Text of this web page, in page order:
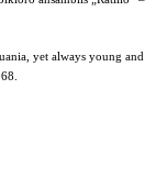
yet always young and